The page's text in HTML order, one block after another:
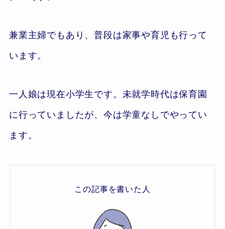
兼業主婦でもあり、普段は家事や育児も行って
います。
一人娘は現在小学生です。未就学時代は保育園
に行っていましたが、今は学童なしでやってい
ます。
この記事を書いた人